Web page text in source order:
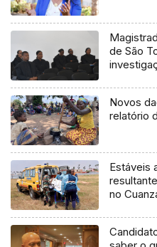
de São
Novos
relatório
Estáveis
no